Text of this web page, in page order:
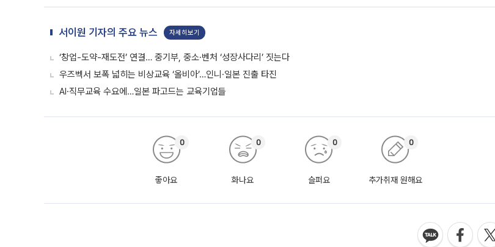
서이원 기자의 주요 뉴스 자세히보기
‘창업-도약-재도전’ 연결… 중기부, 중소·벤처 ‘성장사다리’ 짓는다
우즈벡서 보폭 넓히는 비상교육 ‘올비아’…인니·일본 진출 타진
AI·직무교육 수요에…일본 파고드는 교육기업들
좋아요
0
화나요
0
슬퍼요
0
추가취재 원해요
0